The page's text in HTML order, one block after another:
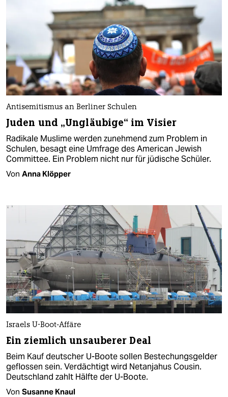
Antisemitismus an Berliner Schulen
Juden und „Ungläubige“ im Visier
Radikale Muslime werden zunehmend zum Problem in
Schulen, besagt eine Umfrage des American Jewish
Committee. Ein Problem nicht nur für jüdische Schüler.
Von Anna Klöpper
Israels U-Boot-Affäre
Ein ziemlich unsauberer Deal
Beim Kauf deutscher U-Boote sollen Bestechungsgelder
geflossen sein. Verdächtigt wird Netanjahus Cousin.
Deutschland zahlt Hälfte der U-Boote.
Von Susanne Knaul